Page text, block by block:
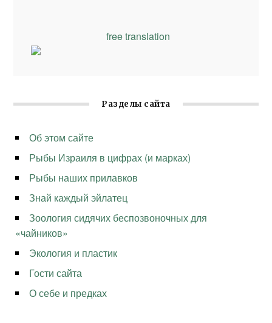
free translation
Разделы сайта
Об этом сайте
Рыбы Израиля в цифрах (и марках)
Рыбы наших прилавков
Знай каждый эйлатец
Зоология сидячих беспозвоночных для
«чайников»
Экология и пластик
Гости сайта
О себе и предках